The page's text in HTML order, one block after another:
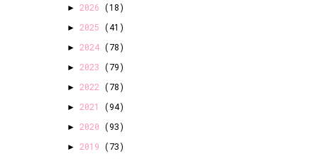
► 2026 (18)
► 2025 (41)
► 2024 (78)
► 2023 (79)
► 2022 (78)
► 2021 (94)
► 2020 (93)
► 2019 (73)